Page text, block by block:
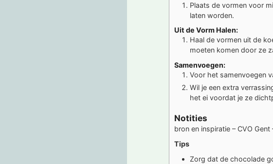
Plaats de vormen voor
laten worden.
Uit de Vorm Halen:
Haal de vormen uit de
moeten komen door ze
Samenvoegen:
Voor het samenvoegen
Wil je een extra
het ei voordat je ze
Notities
bron en inspiratie – CVO Gent
Tips
Zorg dat de chocolade